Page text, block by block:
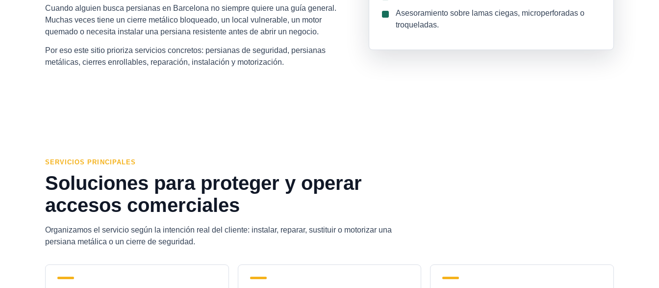
Cuando alguien busca persianas en Barcelona no siempre quiere una guía general.
Muchas veces tiene un cierre metálico bloqueado, un local vulnerable, un motor
quemado o necesita instalar una persiana resistente antes de abrir un negocio.
Por eso este sitio prioriza servicios concretos: persianas de seguridad, persianas
metálicas, cierres enrollables, reparación, instalación y motorización.
Asesoramiento sobre lamas ciegas, microperforadas o
troqueladas.
SERVICIOS PRINCIPALES
Soluciones para proteger y operar
accesos comerciales
Organizamos el servicio según la intención real del cliente: instalar, reparar, sustituir o motorizar una
persiana metálica o un cierre de seguridad.